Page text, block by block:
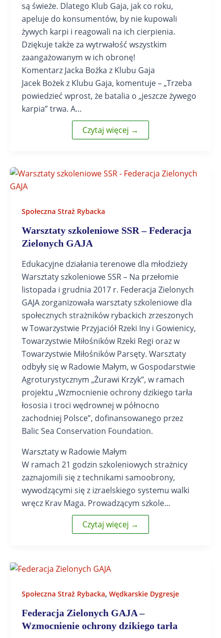
są świeże. Dlatego Klub Gaja, jak co roku,
apeluje do konsumentów, by nie kupowali
żywych karpi i reagowali na ich cierpienia.
Dziękuje także za wytrwałość wszystkim
zaangażowanym w ich obronę!
Komentarz Jacka Bożka z Klubu Gaja
Jacek Bożek z Klubu Gaja, komentuje – „Trzeba
powiedzieć wprost, że batalia o „jeszcze żywego
karpia” trwa. A…
Czytaj więcej →
Społeczna Straż Rybacka
Warsztaty szkoleniowe SSR – Federacja
Zielonych GAJA
Edukacyjne działania terenowe dla młodzieży
Warsztaty szkoleniowe SSR – Na przełomie
listopada i grudnia 2017 r. Federacja Zielonych
GAJA zorganizowała warsztaty szkoleniowe dla
społecznych strażników rybackich zrzeszonych
w Towarzystwie Przyjaciół Rzeki Iny i Gowienicy,
Towarzystwie Miłośników Rzeki Regi oraz w
Towarzystwie Miłośników Parsęty. Warsztaty
odbyły się w Radowie Małym, w Gospodarstwie
Agroturystycznym „Żurawi Krzyk”, w ramach
projektu „Wzmocnienie ochrony dzikiego tarła
łososia i troci wędrownej w północno
zachodniej Polsce”, dofinansowanego przez
Balic Sea Conservation Foundation.
Warsztaty w Radowie Małym
W ramach 21 godzin szkoleniowych strażnicy
zaznajomili się z technikami samoobrony,
wywodzącymi się z izraelskiego systemu walki
wręcz Krav Maga. Prowadzącym szkole…
Czytaj więcej →
Społeczna Straż Rybacka, Wędkarskie Dygresje
Federacja Zielonych GAJA –
Wzmocnienie ochrony dzikiego tarła